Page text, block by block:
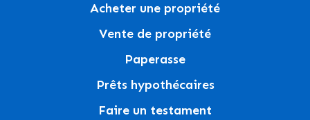
Acheter une propriété
Vente de propriété
Paperasse
Prêts hypothécaires
Faire un testament